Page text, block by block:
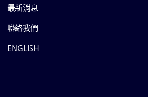
最新消息
聯絡我們
ENGLISH